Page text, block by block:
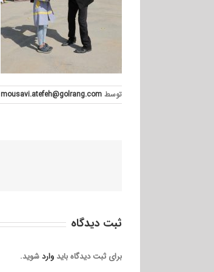
توسط mousavi.atefeh@golrang.com
ثبت ديدگاه
برای ثبت دیدگاه باید واردشوید.